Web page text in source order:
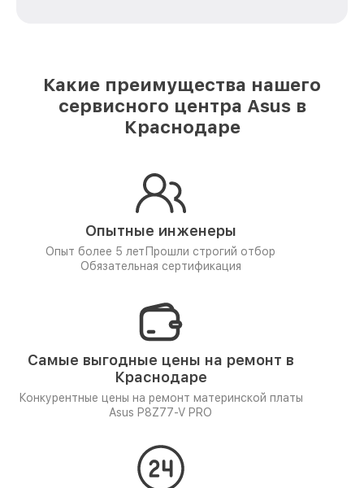
Какие преимущества нашего
сервисного центра Asus в
Краснодаре
Опытные инженеры
Опыт более 5 лет Прошли строгий отбор
Обязательная сертификация
Самые выгодные цены на ремонт в
Краснодаре
Конкурентные цены на ремонт материнской платы
Asus P8Z77-V PRO